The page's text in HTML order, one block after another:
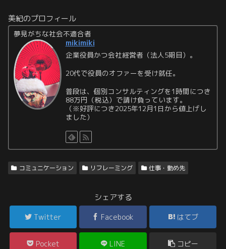
美紀のプロフィール
夢見がちな社会不適合者
mikimiki
企業役員かつ会社経営者（法人5期目）。
20代で役員のオファーを受け就任。
普段は、個別コンサルティングを1時間につき
88万円（税込）で請け負っています。
（※好評につき2025年12月1日から値上げし
ました）
コミュニケーション リフレーミング 仕事・勤め先
シェアする
Twitter Facebook はてブ
Pocket LINE コピー